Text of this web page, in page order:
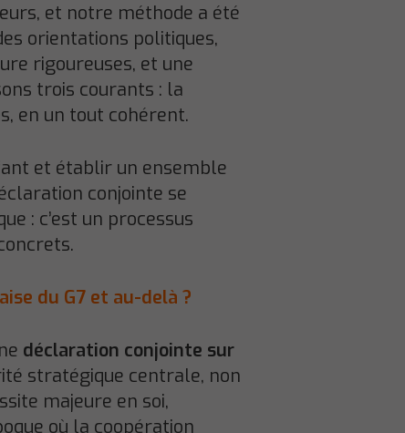
et notre méthode a été
orientations politiques,
rigoureuses, et une
trois courants : la
en un tout cohérent.
et établir un ensemble
conjointe se
: c’est un processus
du G7 et au-delà ?
déclaration conjointe sur
stratégique centrale, non
majeure en soi,
où la coopération